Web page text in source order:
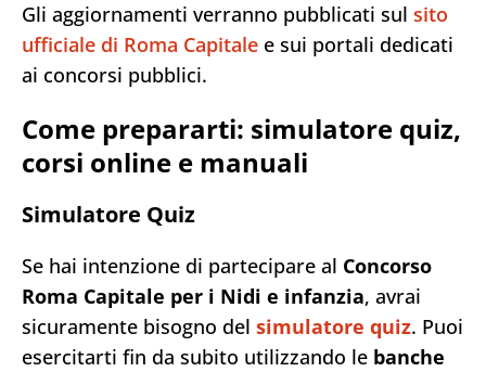
Gli aggiornamenti verranno pubblicati sul sito
ufficiale di Roma Capitale e sui portali dedicati
ai concorsi pubblici.
Come prepararti: simulatore quiz,
corsi online e manuali
Simulatore Quiz
Se hai intenzione di partecipare al Concorso
Roma Capitale per i Nidi e infanzia, avrai
sicuramente bisogno del simulatore quiz. Puoi
esercitarti fin da subito utilizzando le banche